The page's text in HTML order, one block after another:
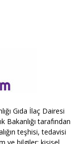
Gıda İlaç Dairesi
Bakanlığı tarafından
teşhisi, tedavisi